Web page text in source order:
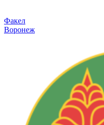
Факел
Воронеж